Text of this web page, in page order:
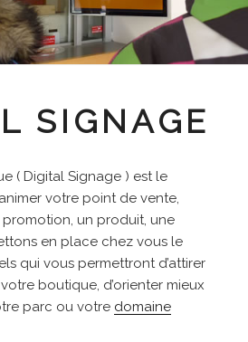
SIGNAGE
( Digital Signage ) est le
votre point de vente,
un produit, une
en place chez vous le
qui vous permettront d’attirer
boutique, d’orienter mieux
parc ou votre domaine